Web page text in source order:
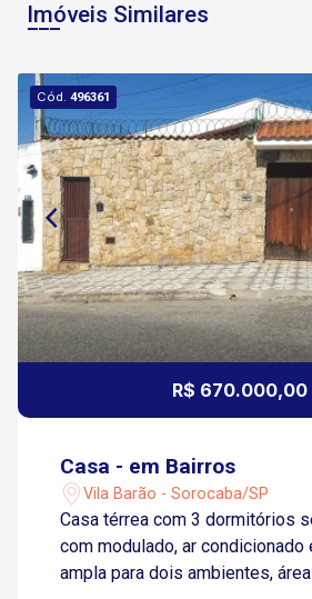
Imóveis Similares
Cód.496361
R$ 670.000,00
Casa - em Bairros
Vila Barão - Sorocaba/SP
Casa térrea com 3 dormitórios
com modulado, ar condicionado e hidro,
ampla para dois ambientes, área de luz, copa e